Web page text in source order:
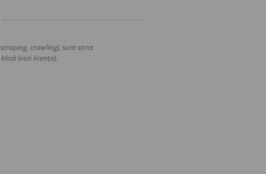
crawling), sunt strict
(vezi licența).